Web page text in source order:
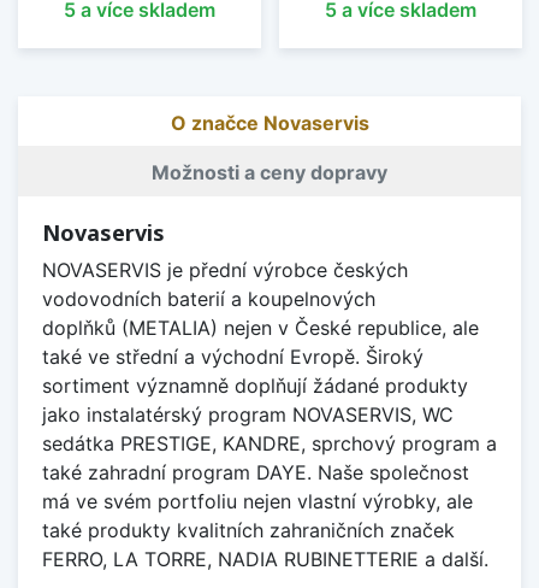
5 a více skladem 5 a více skladem
O značce Novaservis
Možnosti a ceny dopravy
Novaservis
NOVASERVIS je přední výrobce českých
vodovodních baterií a koupelnových
doplňků (METALIA) nejen v České republice, ale
také ve střední a východní Evropě. Široký
sortiment významně doplňují žádané produkty
jako instalatérský program NOVASERVIS, WC
sedátka PRESTIGE, KANDRE, sprchový program a
také zahradní program DAYE. Naše společnost
má ve svém portfoliu nejen vlastní výrobky, ale
také produkty kvalitních zahraničních značek
FERRO, LA TORRE, NADIA RUBINETTERIE a další.